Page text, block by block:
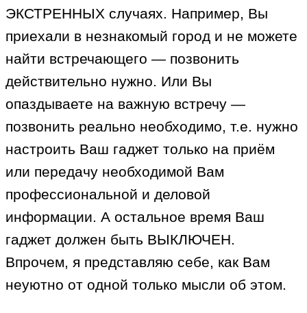
ЭКСТРЕННЫХ случаях. Например, Вы
приехали в незнакомый город и не можете
найти встречающего — позвонить
действительно нужно. Или Вы
опаздываете на важную встречу —
позвонить реально необходимо, т.е. нужно
настроить Ваш гаджет только на приём
или передачу необходимой Вам
профессиональной и деловой
информации. А остальное время Ваш
гаджет должен быть ВЫКЛЮЧЕН.
Впрочем, я представляю себе, как Вам
неуютно от одной только мысли об этом.